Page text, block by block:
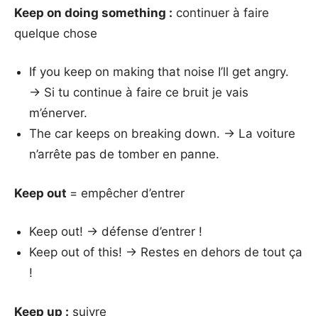
Keep on doing something : continuer à faire
quelque chose
If you keep on making that noise I’ll get angry.
→ Si tu continue à faire ce bruit je vais
m’énerver.
The car keeps on breaking down. → La voiture
n’arrête pas de tomber en panne.
Keep out = empêcher d’entrer
Keep out! → défense d’entrer !
Keep out of this! → Restes en dehors de tout ça
!
Keep up : suivre